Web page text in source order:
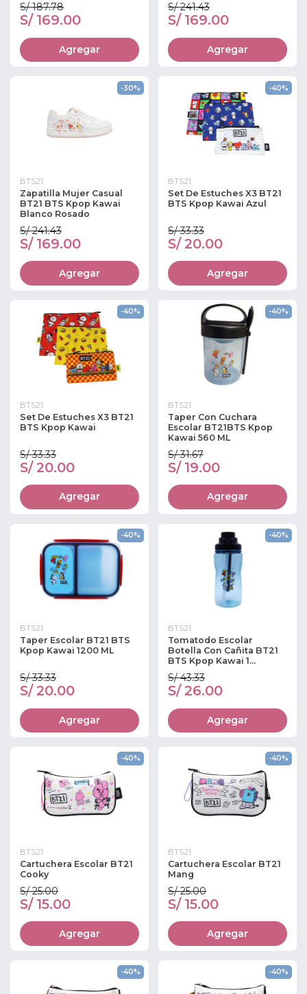
S/ 187.78
S/ 169.00
Agregar
S/ 241.43
S/ 169.00
Agregar
-30%
BTS21
Zapatilla Mujer Casual
BT21 BTS Kpop Kawai
Blanco Rosado
S/ 241.43
S/ 169.00
Agregar
-40%
BTS21
Set De Estuches X3 BT21
BTS Kpop Kawai Azul
S/ 33.33
S/ 20.00
Agregar
-40%
BTS21
Set De Estuches X3 BT21
BTS Kpop Kawai
S/ 33.33
S/ 20.00
Agregar
-40%
BTS21
Taper Con Cuchara
Escolar BT21BTS Kpop
Kawai 560 ML
S/ 31.67
S/ 19.00
Agregar
-40%
BTS21
Taper Escolar BT21 BTS
Kpop Kawai 1200 ML
S/ 33.33
S/ 20.00
Agregar
-40%
BTS21
Tomatodo Escolar
Botella Con Cañita BT21
BTS Kpop Kawai 1...
S/ 43.33
S/ 26.00
Agregar
-40%
BTS21
Cartuchera Escolar BT21
Cooky
S/ 25.00
S/ 15.00
Agregar
-40%
BTS21
Cartuchera Escolar BT21
Mang
S/ 25.00
S/ 15.00
Agregar
-40% -40%